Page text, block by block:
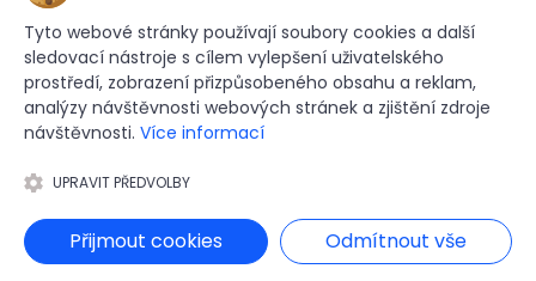
Tyto webové stránky používají soubory cookies a další
sledovací nástroje s cílem vylepšení uživatelského
prostředí, zobrazení přizpůsobeného obsahu a reklam,
analýzy návštěvnosti webových stránek a zjištění zdroje
návštěvnosti. Více informací
UPRAVIT PŘEDVOLBY
Přijmout cookies Odmítnout vše